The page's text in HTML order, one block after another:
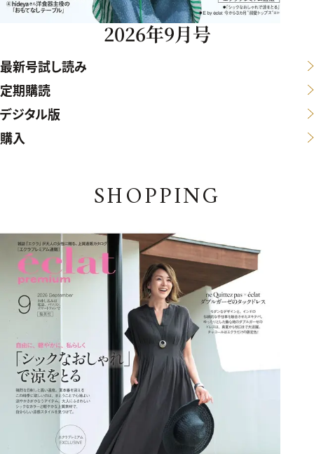
2026年9月号
最新号試し読み
定期購読
デジタル版
購入
SHOPPING